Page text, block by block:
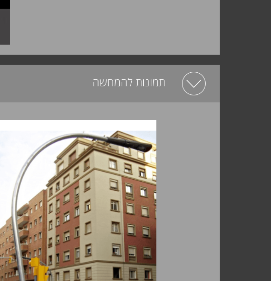
תמונות להמחשה